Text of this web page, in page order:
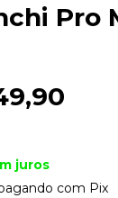
Pro
juros
com Pix